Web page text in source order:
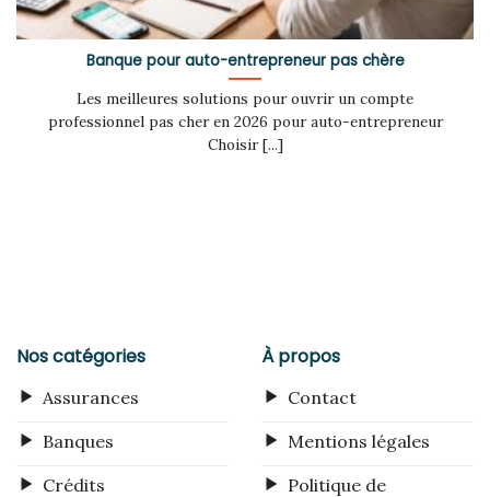
Banque pour auto-entrepreneur pas chère
Les meilleures solutions pour ouvrir un compte
professionnel pas cher en 2026 pour auto-entrepreneur
Choisir [...]
Nos catégories
Assurances
Banques
Crédits
À propos
Contact
Mentions légales
Politique de